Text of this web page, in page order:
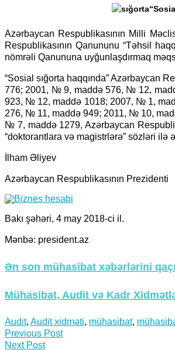
Azərbaycan Respublikasının Milli
Respublikasının Qanununu “Təhsil
nömrəli Qanununa uyğunlaşdırmaq
“Sosial sığorta haqqında” Azərbaycan
776; 2001, № 9, maddə 576, № 12,
923, № 12, maddə 1018; 2007, № 1,
276, № 11, maddə 949; 2011, № 10,
№ 7, maddə 1279, Azərbaycan
“doktorantlara və magistrlərə” sözləri ilə
İlham Əliyev
Azərbaycan Respublikasının Prezidenti
Bakı şəhəri, 4 may 2018-ci il.
Mənbə: president.az
Ən son mühasibat xəbərlərini
Mühasibat, Audit və Kadr
Audit, Audit xidməti, mühasibat,
Previous Post
Next Post